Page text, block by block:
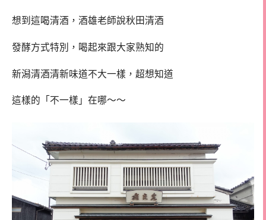
想到這喝清酒，酒雄老師說秋田清酒
發酵方式特別，喝起來跟大家熟知的
新潟清酒清新味道不大一樣，超想知道
這樣的「不一樣」在哪～～